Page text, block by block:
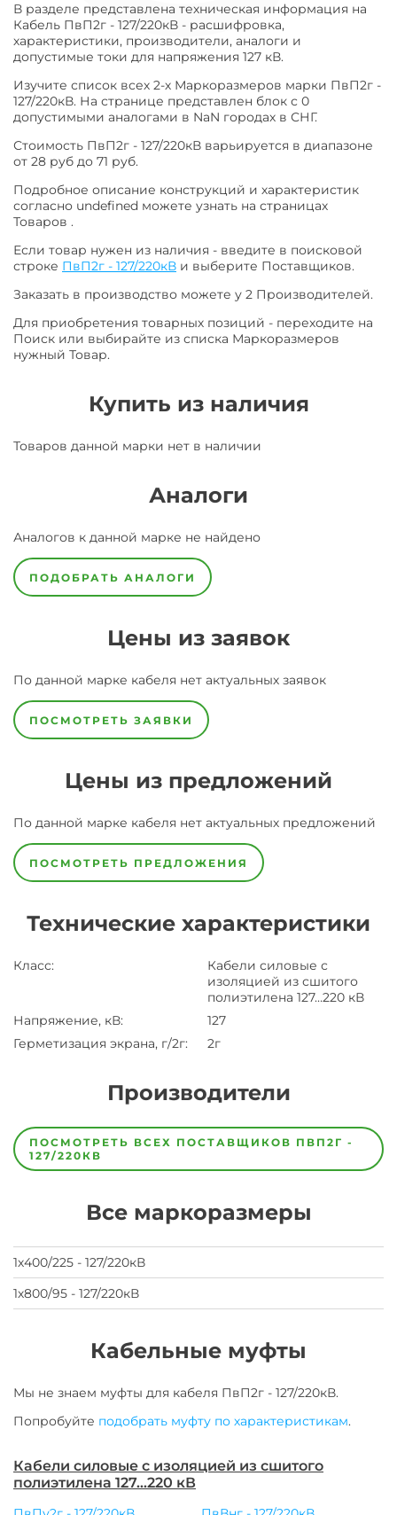
В разделе представлена техническая информация на
Кабель ПвП2г - 127/220кВ - расшифровка,
характеристики, производители, аналоги и
допустимые токи для напряжения 127 кВ.
Изучите список всех 2-х Маркоразмеров марки ПвП2г -
127/220кВ. На странице представлен блок с 0
допустимыми аналогами в NaN городах в СНГ.
Стоимость ПвП2г - 127/220кВ варьируется в диапазоне
от 28 руб до 71 руб.
Подробное описание конструкций и характеристик
согласно undefined можете узнать на страницах
Товаров .
Если товар нужен из наличия - введите в поисковой
строке ПвП2г - 127/220кВ и выберите Поставщиков.
Заказать в производство можете у 2 Производителей.
Для приобретения товарных позиций - переходите на
Поиск или выбирайте из списка Маркоразмеров
нужный Товар.
Купить из наличия
Товаров данной марки нет в наличии
Аналоги
Аналогов к данной марке не найдено
ПОДОБРАТЬ АНАЛОГИ
Цены из заявок
По данной марке кабеля нет актуальных заявок
ПОСМОТРЕТЬ ЗАЯВКИ
Цены из предложений
По данной марке кабеля нет актуальных предложений
ПОСМОТРЕТЬ ПРЕДЛОЖЕНИЯ
Технические характеристики
Класс:
Кабели силовые с
изоляцией из сшитого
полиэтилена 127…220 кВ
Напряжение, кВ:
127
Герметизация экрана, г/2г: 2г
Производители
Завод Завод-
изготовитель
предпочел
на
завод
ПОСМОТРЕТЬ ВСЕХ ПОСТАВЩИКОВ ПВП2Г -
127/220КВ
Все маркоразмеры
1х400/225 - 127/220кВ
1х800/95 - 127/220кВ
Кабельные муфты
Мы не знаем муфты для кабеля ПвП2г - 127/220кВ.
Попробуйте подобрать муфту по характеристикам.
Кабели силовые с изоляцией из сшитого
полиэтилена 127…220 кВ